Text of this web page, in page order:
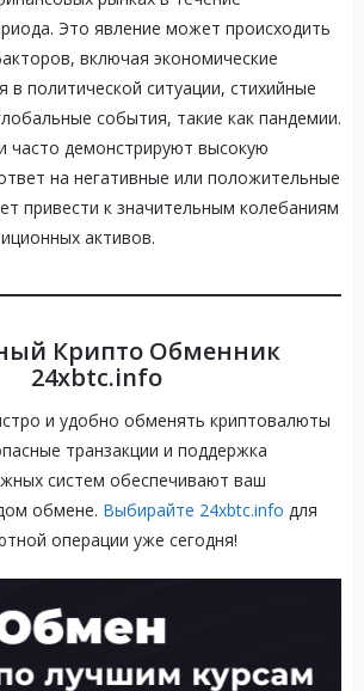
Это явление может происходить
включая экономические
в политической ситуации, стихийные
события, такие как пандемии.
часто демонстрируют высокую
на негативные или положительные
привести к значительным колебаниям
активов.
Крипто Обменник
24xbtc.info
и удобно обменять криптовалюты
транзакции и поддержка
систем обеспечивают ваш
обмене. Выбирайте 24xbtc.info для
операции уже сегодня!